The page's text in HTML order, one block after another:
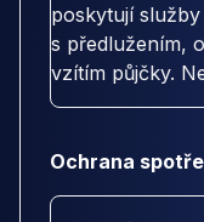
poskytují služby
s předlužením,
vzítím půjčky.
Ochrana